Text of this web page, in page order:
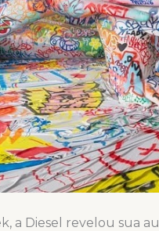
a Diesel revelou sua